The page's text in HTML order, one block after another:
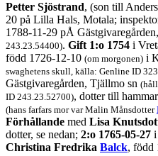
Petter Sjöstrand, (son till
20 på Lilla Hals, Motala;
1788-11-29 pÅ
243.23.54400). Gift 1:o 1754 i
född 1726-12-10 (om morgonen) i
swaghetens skull, källa: Genline ID
Gästgivaregården, Tjällmo sn
ID 243.23.52700), dotter till
(hans farfars mor var Malin Månsdotter
Förhållande med Lisa
dotter, se nedan; 2:o 1765-05-27 i
Christina Fredrika Balck, född